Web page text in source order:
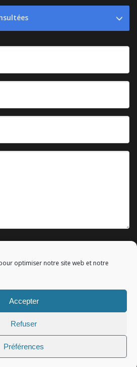
optimiser notre site web et notre
Accepter
Refuser
Préférences
|All rights reserved - Tous droits